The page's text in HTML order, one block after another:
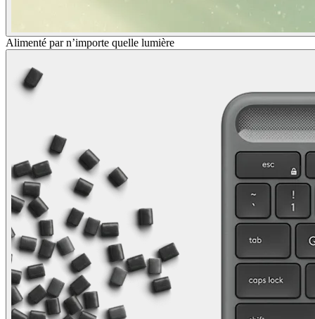
Alimenté par n’importe quelle lumière